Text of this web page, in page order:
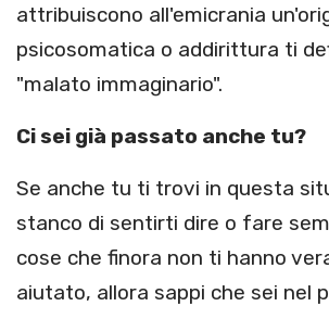
attribuiscono all'emicrania
psicosomatica o addirittura ti
"malato immaginario".
Ci sei già passato anche tu?
Se anche tu ti trovi in questa
stanco di sentirti dire o fare
cose che finora non ti hanno
aiutato, allora sappi che sei nel